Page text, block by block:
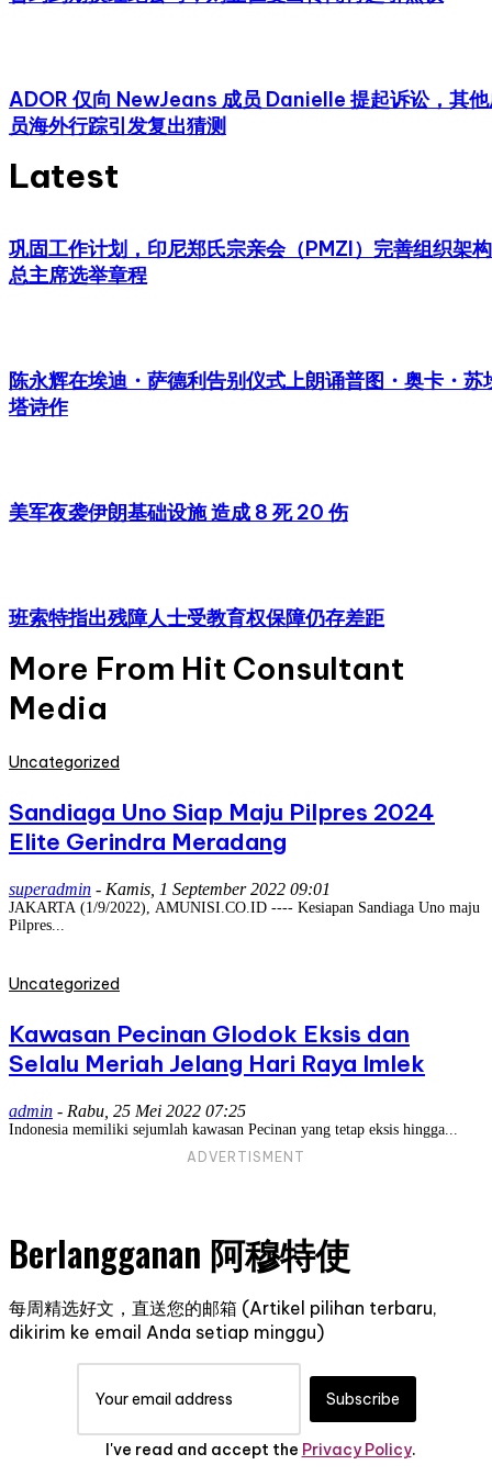
ADOR 仅向 NewJeans 成员 Danielle 提起诉讼，其
员海外行踪引发复出猜测
Latest
巩固工作计划，印尼郑氏宗亲会（PMZI）完善组织架
总主席选举章程
陈永辉在埃迪・萨德利告别仪式上朗诵普图・奥卡・苏
塔诗作
美军夜袭伊朗基础设施 造成 8 死 20 伤
班索特指出残障人士受教育权保障仍存差距
More From Hit Consultant
Media
Uncategorized
Sandiaga Uno Siap Maju Pilpres 2024
Elite Gerindra Meradang
superadmin - Kamis, 1 September 2022 09:01
JAKARTA (1/9/2022), AMUNISI.CO.ID ---- Kesiapan Sandiaga Uno maju
Pilpres...
Uncategorized
Kawasan Pecinan Glodok Eksis dan
Selalu Meriah Jelang Hari Raya Imlek
admin - Rabu, 25 Mei 2022 07:25
Indonesia memiliki sejumlah kawasan Pecinan yang tetap eksis hingga...
ADVERTISMENT
Berlangganan 阿穆特使
每周精选好文，直送您的邮箱 (Artikel pilihan terbaru,
dikirim ke email Anda setiap minggu)
Subscribe
I've read and accept the Privacy Policy.